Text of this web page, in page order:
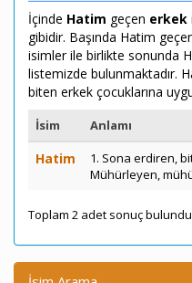
İçinde Hatim geçen erkek
gibidir. Başında Hatim
isimler ile birlikte sonunda
listemizde bulunmaktadır.
biten erkek çocuklarına
İsim Anlamı
Hatim
1. Sona erdiren,
Mühürleyen,
Toplam 2 adet sonuç bulundu